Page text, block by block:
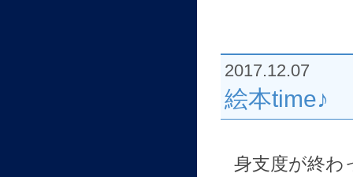
2017.12.07
絵本time♪
身支度が終わ